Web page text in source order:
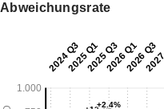
Abweichungsrate